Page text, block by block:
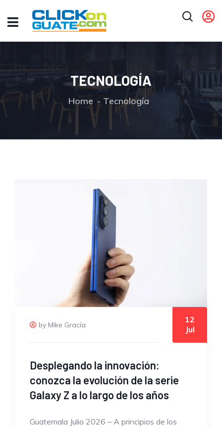
TECNOLOGÍA
Home Tecnología
by Mike Gracía
12
Jul
Desplegando la innovación:
conozca la evolución de la serie
Galaxy Z a lo largo de los años
Guatemala Julio 2026 – A principios de los